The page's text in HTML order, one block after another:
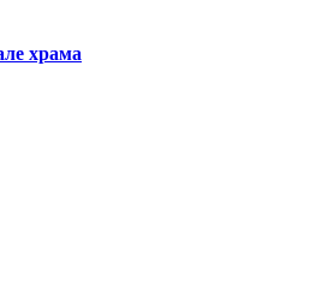
храма